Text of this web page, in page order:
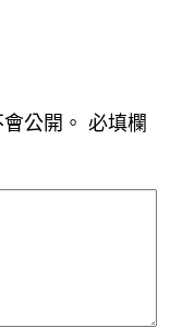
公開。 必填欄